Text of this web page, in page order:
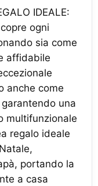
IDEALE:
ogni
sia come
affidabile
anche come
una
multifunzionale
regalo ideale
portando la
a casa